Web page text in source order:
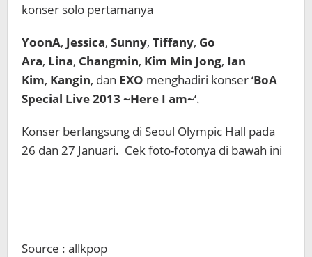
konser solo pertamanya
YoonA, Jessica, Sunny, Tiffany, Go
Ara, Lina, Changmin, Kim Min Jong, Ian
Kim, Kangin, dan EXO menghadiri konser ‘BoA
Special Live 2013 ~Here I am~‘.
Konser berlangsung di Seoul Olympic Hall pada
26 dan 27 Januari. Cek foto-fotonya di bawah ini
Source : allkpop